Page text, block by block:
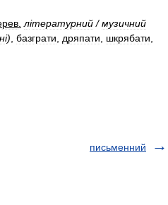
літературний/музичний
і) базграти дряпати шкрябати
письменний